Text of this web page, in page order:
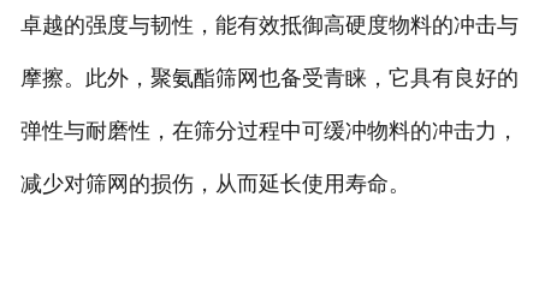
卓越的强度与韧性，能有效抵御高硬度物料的冲击与
摩擦。此外，聚氨酯筛网也备受青睐，它具有良好的
弹性与耐磨性，在筛分过程中可缓冲物料的冲击力，
减少对筛网的损伤，从而延长使用寿命。